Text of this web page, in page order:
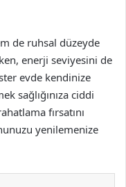
de ruhsal düzeyde
enerji seviyesini de
evde kendinize
sağlığınıza ciddi
fırsatını
yenilemenize